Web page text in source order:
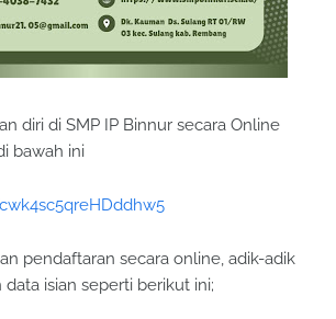
diri di SMP IP Binnur secara Online
bawah ini
pendaftaran secara online, adik-adik
isian seperti berikut ini;